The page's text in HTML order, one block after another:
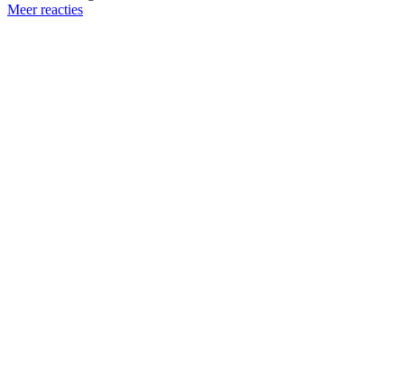
Meer reacties